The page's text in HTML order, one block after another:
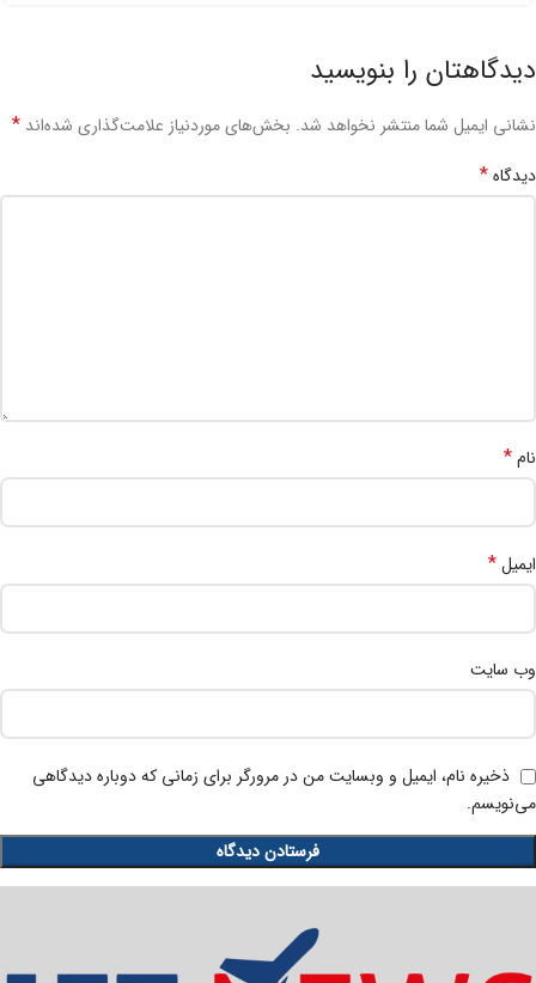
دیدگاهتان را بنویسید
نشانی ایمیل شما منتشر نخواهد شد. بخش‌های موردنیاز علامت‌گذاری شده‌اند *
دیدگاه*
نام*
ایمیل*
وب‌ سایت
ذخیره نام، ایمیل و وبسایت من در مرورگر برای زمانی که دوباره دیدگاهی
می‌نویسم.